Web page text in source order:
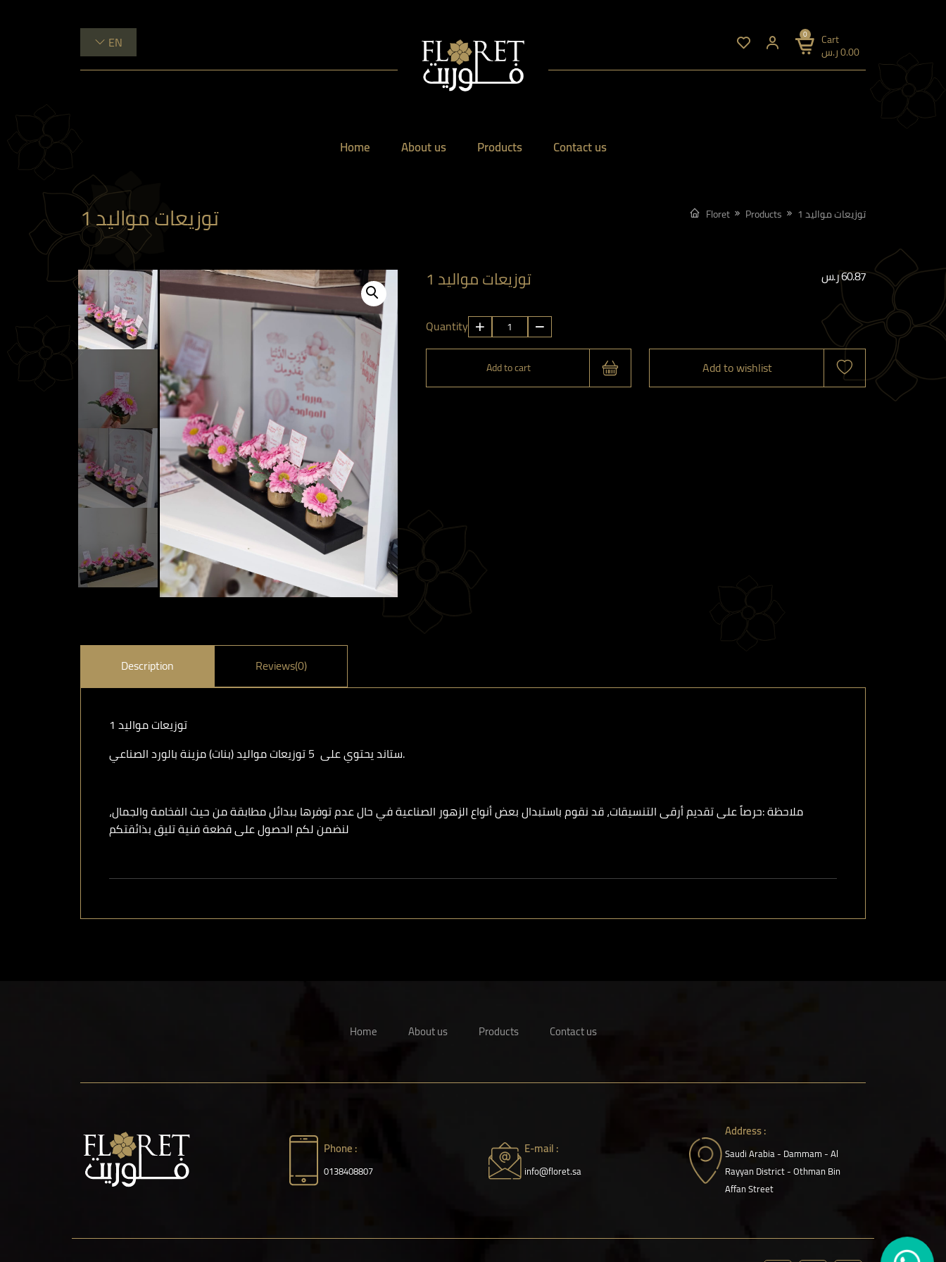
EN 0 Cart
0.00ر.س
Home About us Products Contact us
توزيعات مواليد 1 Floret Products توزيعات مواليد 1
توزيعات مواليد 1 60.87ر.س
Quantity
توزيعات
مواليد
1
quantity
Add to cart Add to wishlist
Description Reviews(0)
توزيعات مواليد 1
ستاند يحتوي على 5 توزيعات مواليد (بنات) مزينة بالورد الصناعي.
ملاحظة :حرصاً على تقديم أرقى التنسيقات، قد نقوم باستبدال بعض أنواع الزهور الصناعية في حال عدم توفرها ببدائل مطابقة من حيث الفخامة والجمال،
لنضمن لكم الحصول على قطعة فنية تليق بذائقتكم
Home About us Products Contact us
Phone :
0138408807
E-mail :
info@floret.sa
Address :
Saudi Arabia - Dammam - Al
Rayyan District - Othman Bin
Affan Street